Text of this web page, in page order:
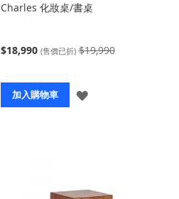
Charles 化妝桌/書桌
$18,990 (售價已折) $19,990
加入購物車
登